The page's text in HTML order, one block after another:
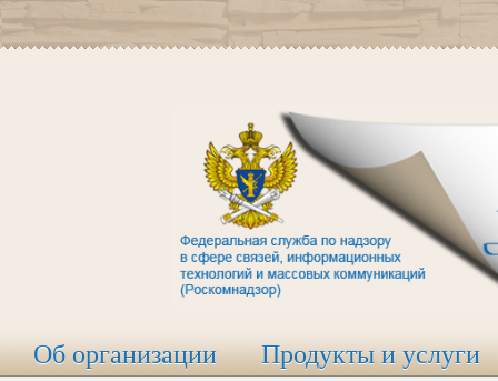
Об организации Продукты и услуги